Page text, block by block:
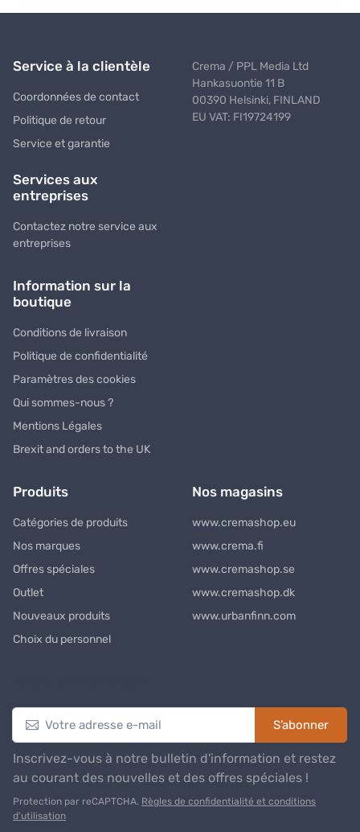
Service à la clientèle
Coordonnées de contact
Politique de retour
Service et garantie
Services aux
entreprises
Contactez notre service aux
entreprises
Crema / PPL Media Ltd
Hankasuontie 11 B
00390 Helsinki, FINLAND
EU VAT: FI19724199
Information sur la
boutique
Conditions de livraison
Politique de confidentialité
Paramètres des cookies
Qui sommes-nous ?
Mentions Légales
Brexit and orders to the UK
Produits
Catégories de produits
Nos marques
Offres spéciales
Outlet
Nouveaux produits
Choix du personnel
Nos magasins
www.cremashop.eu
www.crema.fi
www.cremashop.se
www.cremashop.dk
www.urbanfinn.com
S’abonner
Inscrivez-vous à notre bulletin d'information et restez
au courant des nouvelles et des offres spéciales !
Protection par reCAPTCHA. Règles de confidentialité et conditions
d’utilisation